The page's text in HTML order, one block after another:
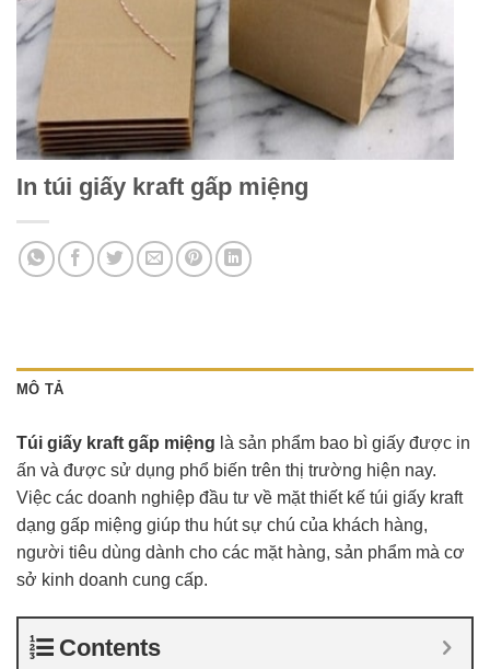
In túi giấy kraft gấp miệng
MÔ TẢ
Túi giấy kraft gấp miệng là sản phẩm bao bì giấy được in
ấn và được sử dụng phổ biến trên thị trường hiện nay.
Việc các doanh nghiệp đầu tư về mặt thiết kế túi giấy kraft
dạng gấp miệng giúp thu hút sự chú của khách hàng,
người tiêu dùng dành cho các mặt hàng, sản phẩm mà cơ
sở kinh doanh cung cấp.
Contents